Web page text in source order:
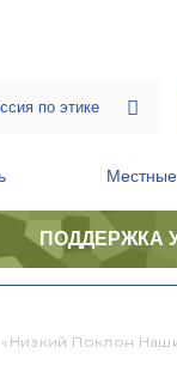
ПОДДЕРЖКА
Поклон